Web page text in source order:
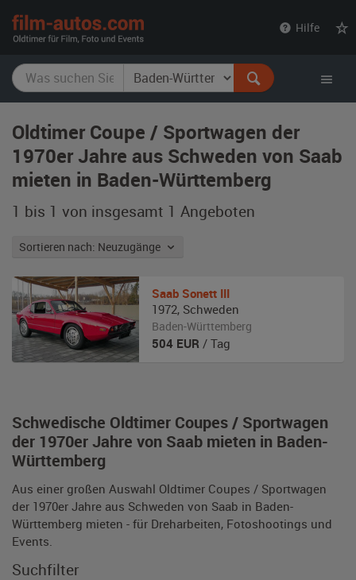
Hilfe
Oldtimer Coupe / Sportwagen der
1970er Jahre aus Schweden von Saab
mieten in Baden-Württemberg
1 bis 1 von insgesamt 1 Angeboten
Sortieren nach: Neuzugänge
Schwedische Oldtimer Coupes / Sportwagen
der 1970er Jahre von Saab mieten in Baden-
Württemberg
Aus einer großen Auswahl Oldtimer Coupes / Sportwagen
der 1970er Jahre aus Schweden von Saab in Baden-
Württemberg mieten - für Dreharbeiten, Fotoshootings und
Events.
Saab Sonett III
1972, Schweden
Baden-Württemberg
504 EUR / Tag
Suchfilter